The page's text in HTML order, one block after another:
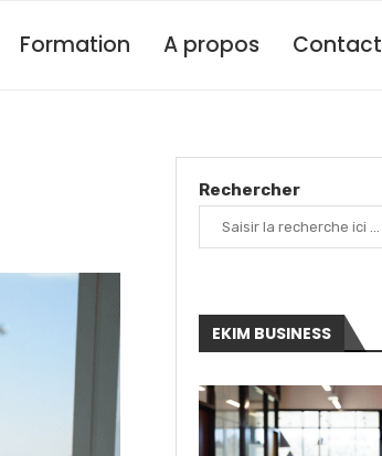
Formation A propos Contact
Rechercher
EKIM BUSINESS